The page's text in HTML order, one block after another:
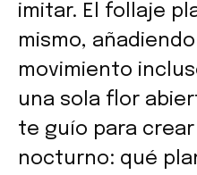
imitar. El follaje
mismo,
movimiento
una sola flor
te guío para
nocturno: qué